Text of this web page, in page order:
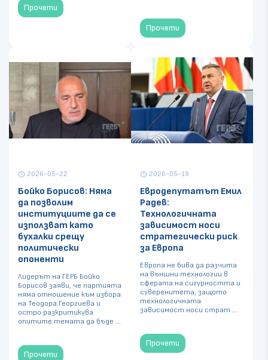
Прочети
Прочети
schedule 2026-05-22
Бойко Борисов: Няма
да позволим
институциите да се
използват като
бухалки срещу
политически
опоненти
Лидерът на ГЕРБ Бойко
Борисов заяви, че партията
няма отношение към избора
на Теодора Георгиева и
остро разкритикува
опитите темата да бъде ...
Прочети
schedule 2026-05-19
Евродепутатът Емил
Радев:
Технологичната
зависимост носи
стратегически риск
за Европа
Европа не бива да разчита
на външни технологии в
сферата на сигурността и
суверенитета, защото
технологичната
зависимост носи страт ...
Прочети